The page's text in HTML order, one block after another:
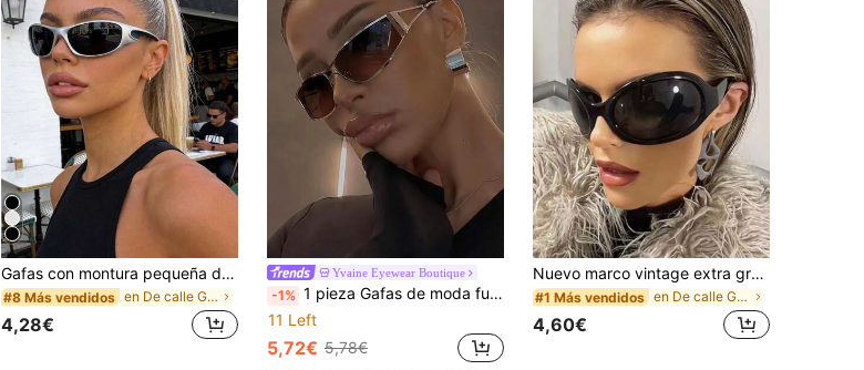
Gafas con montura pequeña de plata estilo retro de los 2000, adecuadas para mujeres y hombres, para uso al aire libre, viajes, playa, uso casual y fiestas
#8 Más vendidos en De calle Gafas y accesorios para gafas de mujer
4,28€
Yvaine Eyewear Boutique
-1% 1 pieza Gafas de moda futuristas huecas Y2K, gafas de moda de estilo callejero retro personalizadas para mujeres
11 Left
5,72€ 5,78€
Nuevo marco vintage extra grande de de cristal de gran tamaño, accesorios de moda para múltiples ocasiones como , básicos de ropa para mujer para otoño e invierno, regalos casuales de negocios para vacaciones de verano en la playa, al aire libre y viajes
#1 Más vendidos en De calle Gafas y accesorios para gafas de mujer
4,60€